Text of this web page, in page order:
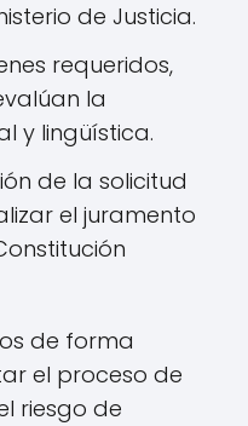
de Justicia.
requeridos,
la
y lingüística.
de la solicitud
el juramento
de forma
el proceso de
riesgo de